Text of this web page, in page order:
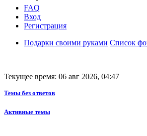
FAQ
Вход
Регистрация
Подарки своими руками Список
Текущее время: 06 авг 2026, 04:47
Темы без ответов
Активные темы